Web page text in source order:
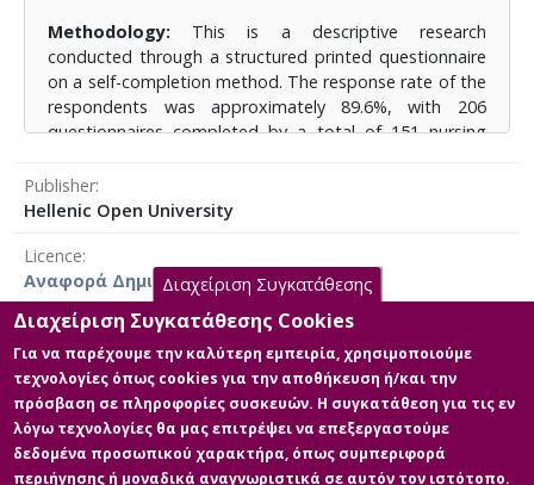
νοσηλευτές να παρουσιάζουν υψηλότερα επίπεδα
αυτοσυμπόνιας και υποκειμενικής ευτυχίας
συγκριτικά με τους ιατρούς. Ωστόσο, στην
αξιολόγηση του επιπέδου της ενσυνειδητότητας δεν
παρουσιάστηκαν διαφορές μεταξύ γιατρών και
Λέξεις κλειδιά:
Αυτοσυμπόνια, ενσυνειδητότητα,
υποκειμενική ευτυχία, νοσηλευτές, ιατροί
Methodology: This is a descriptive research
conducted through a structured printed questionnaire
on a self-completion method. The response rate of the
respondents was approximately 89.6%, with 206
questionnaires completed by a total of 151 nursing
levels. For the study, three particular weighted and
translated for Greek population research tools were
Kentucky Inventory of Mindfulness Skills, and iii) The
Subjective Happiness Scale. The data entered and
coded using the IBM SPSS Statistics Version 25
statistical package.
Results:Health professional status was a determining
factor, with nurses showing higher levels of self-
compassion and subjective happiness compared to
doctors. However, there were no differences between
doctors and nurses in the assessment of the level of
Publisher
Hellenic Open University
Licence
Αναφορά Δημιουργού 4.0 Διεθνές
Main Files
Διπλωματική Εργασία- ΜΠΣ ΔΜΥ
Description: Αποθετήριο ΕΑΠ-
Διαχείριση Συγκατάθεσης
Διαχείριση Συγκατάθεσης Cookies
Για να παρέχουμε την καλύτερη εμπειρία, χρησιμοποιούμε
τεχνολογίες όπως cookies για την αποθήκευση ή/και την
πρόσβαση σε πληροφορίες συσκευών. Η συγκατάθεση για τις εν
λόγω τεχνολογίες θα μας επιτρέψει να επεξεργαστούμε
δεδομένα προσωπικού χαρακτήρα, όπως συμπεριφορά
περιήγησης ή μοναδικά αναγνωριστικά σε αυτόν τον ιστότοπο.